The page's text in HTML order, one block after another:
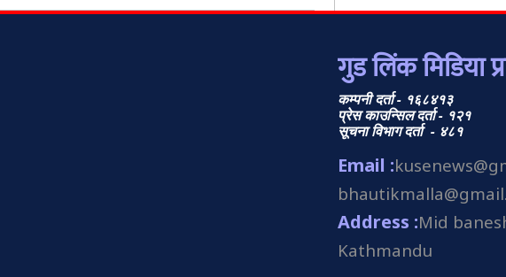
गुड लिंक मिडिया
कम्पनी दर्ता - १६८४१३
प्रेस काउन्सिल दर्ता - १२१
सूचना विभाग दर्ता - ४८१
Email :
Address :Mid
Kathmandu